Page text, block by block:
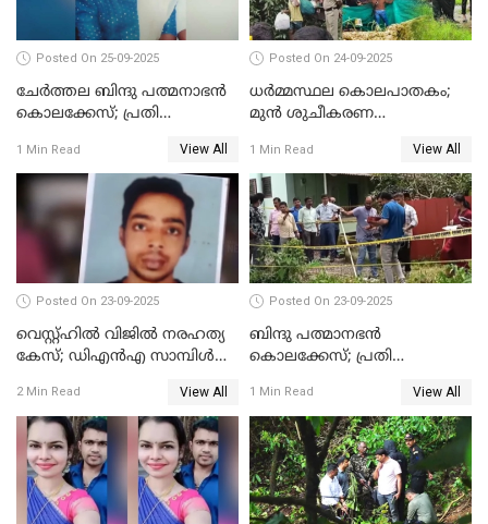
Posted On 25-09-2025
ചേർത്തല ബിന്ദു പത്മനാഭൻ
കൊലക്കേസ്; പ്രതി
1 Min Read View All
Posted On 24-09-2025
ധർമ്മസ്ഥല കൊലപാതകം;
മുൻ ശുചീകരണ
രേഖപ്പെടുത്തും
1 Min Read View All
Posted On 23-09-2025
വെസ്റ്റ്ഹിൽ വിജിൽ നരഹത്യ
കേസ്; ഡിഎൻഎ സാമ്പിൾ
2 Min Read View All
Posted On 23-09-2025
ബിന്ദു പത്മാനഭന്‍
കൊലക്കേസ്; പ്രതി
രേഖപ്പെടുത്തി
1 Min Read View All